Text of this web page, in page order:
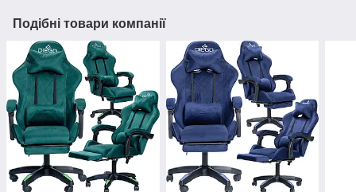
Подібні товари компанії